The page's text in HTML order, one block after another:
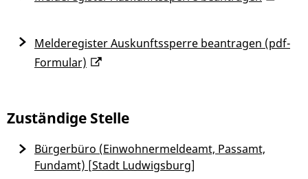
Melderegister Auskunftssperre beantragen (pdf-
Formular)
Zuständige Stelle
Bürgerbüro (Einwohnermeldeamt, Passamt,
Fundamt) [Stadt Ludwigsburg]